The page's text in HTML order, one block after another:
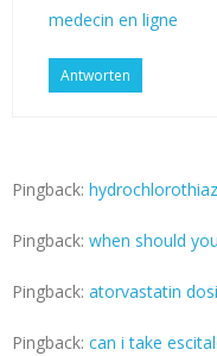
medecin en ligne
Antworten
Pingback:
Pingback: when should
Pingback: atorvastatin
Pingback: can i take